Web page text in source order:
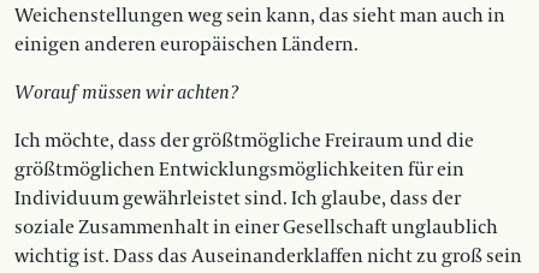
Weichenstellungen weg sein kann, das sieht man auch in
einigen anderen europäischen Ländern.
Worauf müssen wir achten?
Ich möchte, dass der größtmögliche Freiraum und die
größtmöglichen Entwicklungsmöglichkeiten für ein
Individuum gewährleistet sind. Ich glaube, dass der
soziale Zusammenhalt in einer Gesellschaft unglaublich
wichtig ist. Dass das Auseinanderklaffen nicht zu groß sein